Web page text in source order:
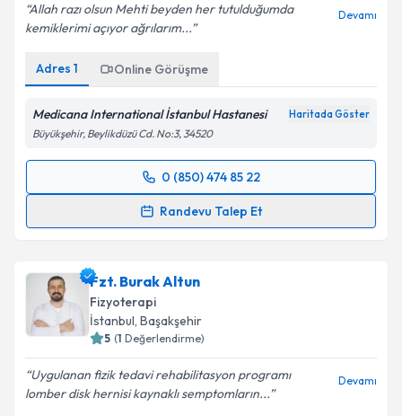
Kişisel verilerimin işlenmesine ilişkin
Metni'ni okudum ve kişisel verilerimin belirtilen
kapsamda işlenmesini kabul ediyorum.
Takvim Talebini Gönder
Allah razı olsun Mehti beyden her tutulduğumda
kemiklerimi açıyor ağrılarım...
Devamı
Adres 1 Online Görüşme
Medicana International İstanbul Hastanesi Haritada Göster
Büyükşehir, Beylikdüzü Cd. No:3, 34520
0 (850) 474 85 22
Randevu Talep Et
Randevu Takvimi Talebi
takvim hazırlandığında e-posta ile bilgilendireceğiz.
E-posta Adresiniz
Kişisel verilerimin işlenmesine ilişkin
Fzt. Burak Altun
Fizyoterapi
İstanbul, Başakşehir
5 (1 Değerlendirme)
Uygulanan fizik tedavi rehabilitasyon programı
lomber disk hernisi kaynaklı semptomların...
Devamı